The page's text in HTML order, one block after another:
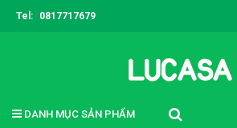
Tel: 0817717679
DANH MỤC SẢN PHẨM